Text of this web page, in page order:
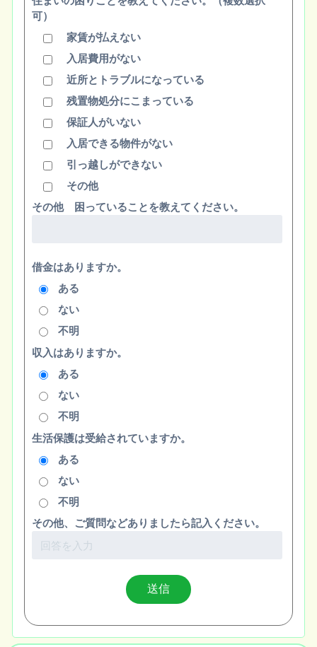
可）
家賃が払えない
入居費用がない
近所とトラブルになっている
残置物処分にこまっている
保証人がいない
入居できる物件がない
引っ越しができない
その他
その他 困っていることを教えてください。
借金はありますか。
ある
ない
不明
収入はありますか。
ある
ない
不明
生活保護は受給されていますか。
ある
ない
不明
その他、ご質問などありましたら記入ください。